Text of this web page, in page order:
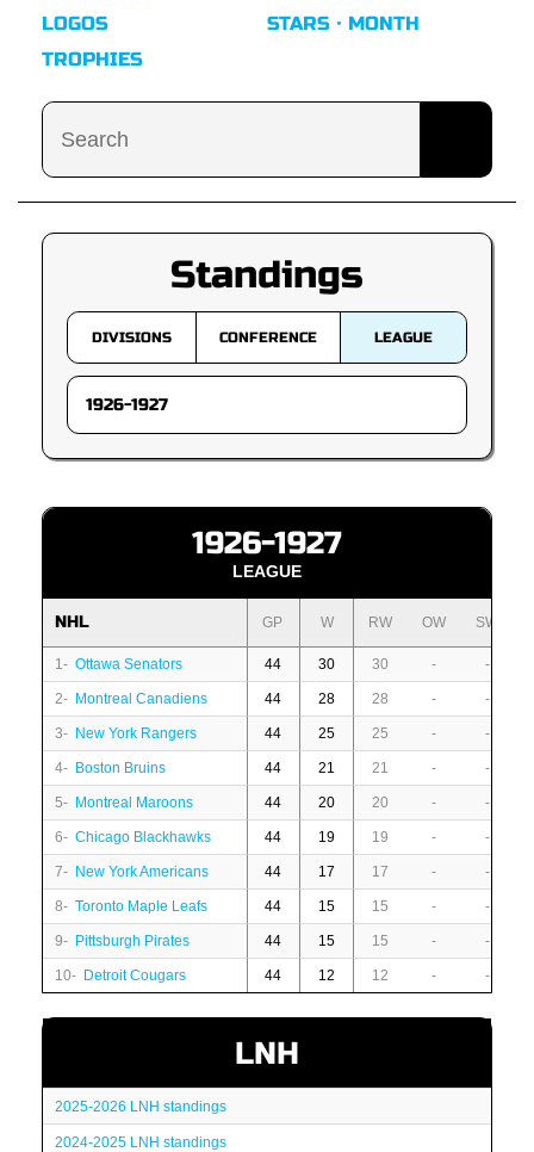
LOGOS
TROPHIES
STARS · MONTH
Standings
DIVISIONS CONFERENCE LEAGUE
1926-1927
LEAGUE
NHL GP W RW OW SW
1- Ottawa Senators 44 30 30 - -
2- Montreal Canadiens 44 28 28 - -
3- New York Rangers 44 25 25 - -
4- Boston Bruins 44 21 21 - -
5- Montreal Maroons 44 20 20 - -
6- Chicago Blackhawks 44 19 19 - -
7- New York Americans 44 17 17 - -
8- Toronto Maple Leafs 44 15 15 - -
9- Pittsburgh Pirates 44 15 15 - -
10- Detroit Cougars 44 12 12 - -
LNH
2025-2026 LNH standings
2024-2025 LNH standings